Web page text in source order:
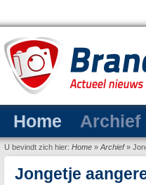
Home Archief
U bevindt zich hier: Home » Archief»
Jongetje